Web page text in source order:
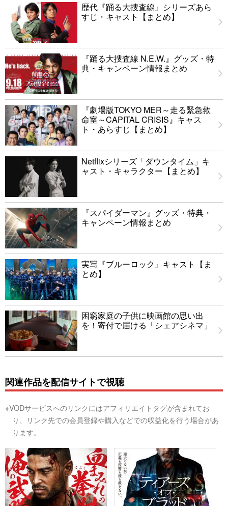
歴代『踊る大捜査線』シリーズあら
すじ・キャスト【まとめ】
『踊る大捜査線 N.E.W.』グッズ・特
典・キャンペーン情報まとめ
『劇場版TOKYO MER～走る緊急救
命室～CAPITAL CRISIS』キャス
ト・あらすじ【まとめ】
Netflixシリーズ「ダウンタイム」キ
ャスト・キャラクター【まとめ】
『スパイダーマン』グッズ・特典・
キャンペーン情報まとめ
実写『ブルーロック』キャスト【ま
とめ】
困窮家庭の子供に映画館の思い出
を！寄付で届ける「シェアシネマ」
関連作品を配信サイトで視聴
※VODサービスへのリンクにはアフィリエイトタグが含まれてお
り、リンク先での会員登録や購入などでの収益化を行う場合があ
ります。